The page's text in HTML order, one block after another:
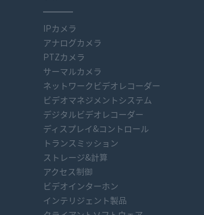
IPカメラ
アナログカメラ
PTZカメラ
サーマルカメラ
ネットワークビデオレコーダー
ビデオマネジメントシステム
デジタルビデオレコーダー
ディスプレイ&コントロール
トランスミッション
ストレージ&計算
アクセス制御
ビデオインターホン
インテリジェント製品